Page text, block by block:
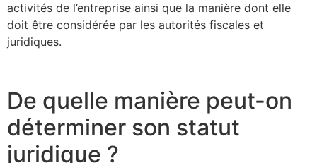
activités de l’entreprise ainsi que la manière dont elle
doit être considérée par les autorités fiscales et
juridiques.
De quelle manière peut-on
déterminer son statut
juridique ?